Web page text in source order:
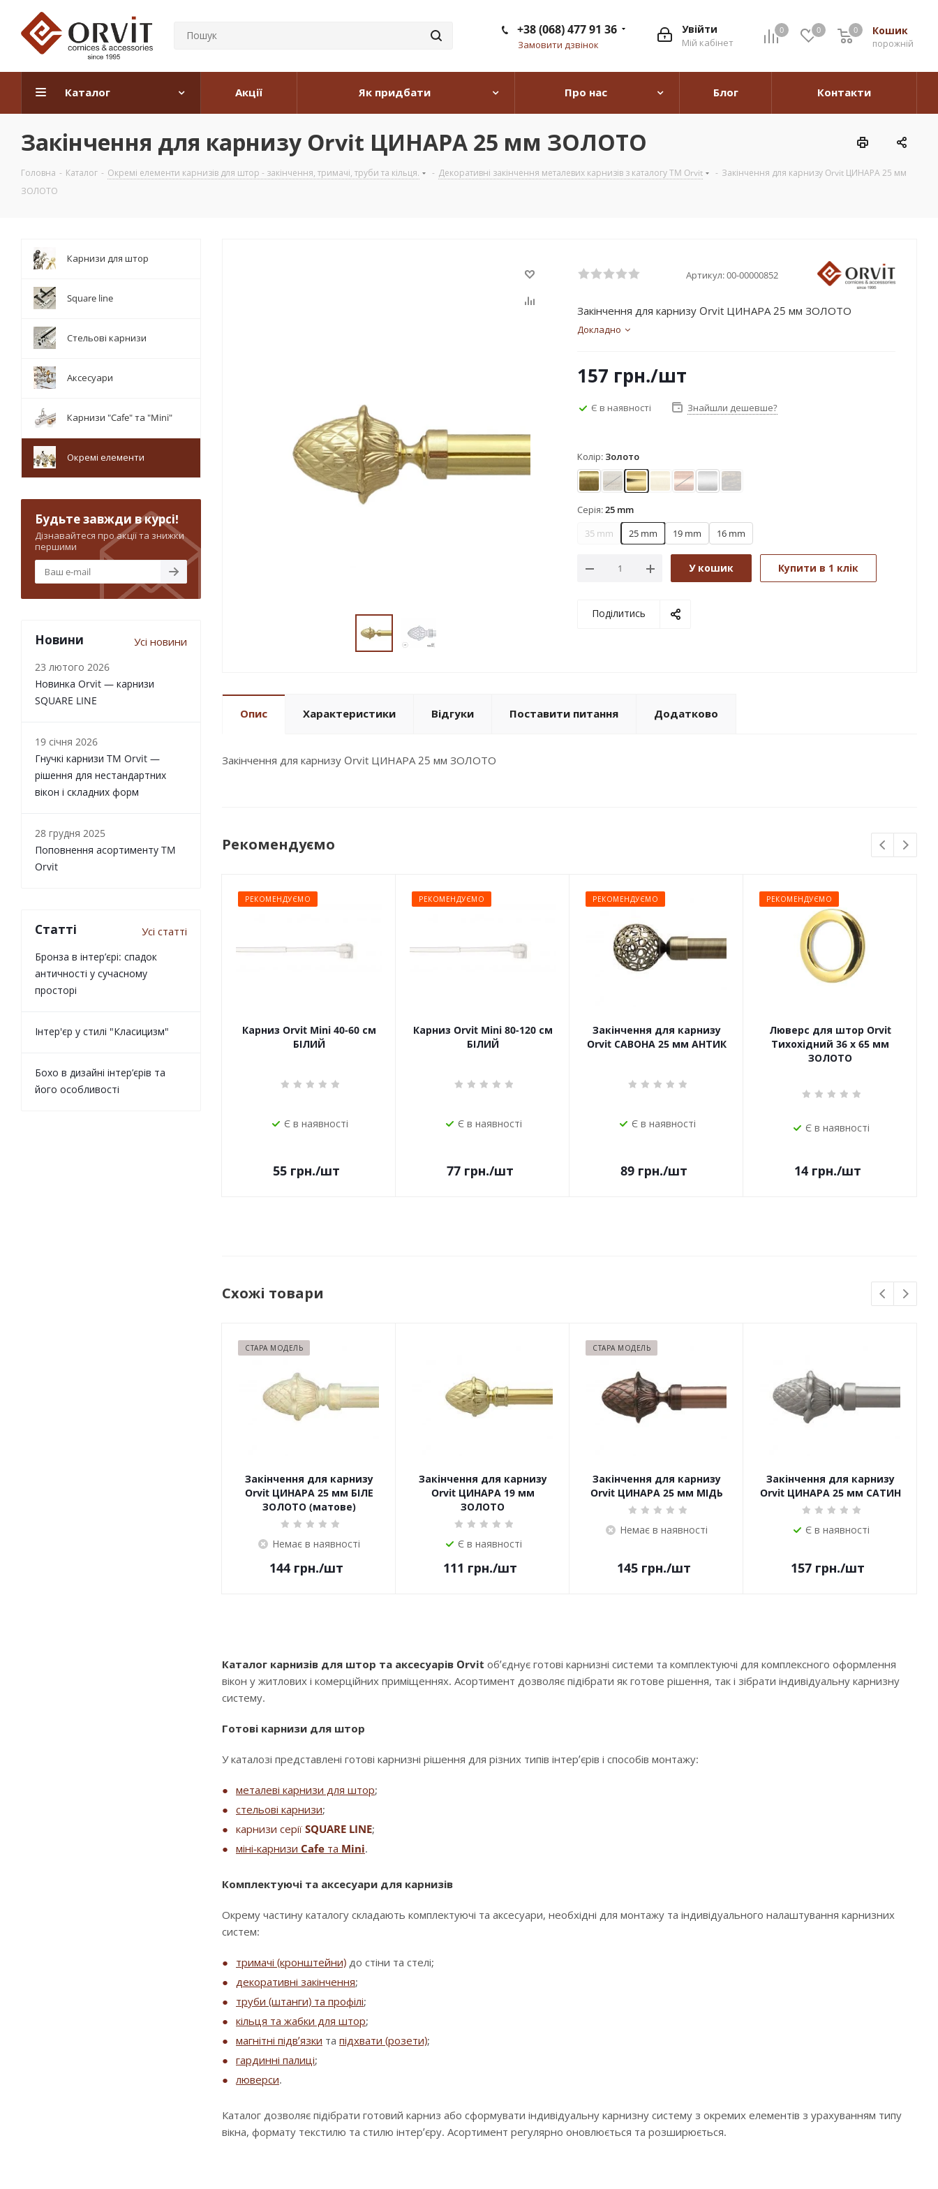
0 0 Кошик
0
порожній
0
Увійти
Мій кабінет
+38 (068) 477 91 36
Замовити дзвінок
Каталог Акції Як придбати Про нас Блог Контакти
Закінчення для карнизу Orvit ЦИНАРА 25 мм ЗОЛОТО
Головна - Каталог - Окремі елементи карнизів для штор - закінчення, тримачі, труби та кільця. - Декоративні закінчення металевих карнизів з каталогу TM Orvit - Закінчення для карнизу Orvit ЦИНАРА 25 мм
ЗОЛОТО
Артикул:00-00000852
Закінчення для карнизу Orvit ЦИНАРА 25 мм ЗОЛОТО
Докладно
157 грн./шт
Є в наявності Знайшли дешевше?
Колір: Золото
АнтикБіле золото (матове)
ЗолотоЗолото матове
МідьСатинЧорне золото
Серія:25 mm
35 mm
25 mm 19 mm 16 mm
У кошик Купити в 1 клік
Поділитись
Опис Характеристики Відгуки Поставити питання Додатково
Закінчення для карнизу Orvit ЦИНАРА 25 мм ЗОЛОТО
Рекомендуємо
РЕКОМЕНДУЄМО
Карниз Orvit Mini 40-60 см
БІЛИЙ
Є в наявності
55 грн./шт
РЕКОМЕНДУЄМО
Карниз Orvit Mini 80-120 см
БІЛИЙ
Є в наявності
77 грн./шт
РЕКОМЕНДУЄМО
Закінчення для карнизу
Orvit САВОНА 25 мм АНТИК
Є в наявності
89 грн./шт
РЕКОМЕНДУЄМО
Люверс для штор Orvit
Тихохідний 36 х 65 мм
ЗОЛОТО
Є в наявності
14 грн./шт
Схожі товари
СТАРА МОДЕЛЬ
Закінчення для карнизу
Orvit ЦИНАРА 25 мм БІЛЕ
ЗОЛОТО (матове)
Немає в наявності
144 грн./шт
Закінчення для карнизу
Orvit ЦИНАРА 19 мм
ЗОЛОТО
Є в наявності
111 грн./шт
СТАРА МОДЕЛЬ
Закінчення для карнизу
Orvit ЦИНАРА 25 мм МІДЬ
Немає в наявності
145 грн./шт
Закінчення для карнизу
Orvit ЦИНАРА 25 мм САТИН
Є в наявності
157 грн./шт
Каталог карнизів для штор та аксесуарів Orvit об’єднує готові карнизні системи та комплектуючі для комплексного оформлення
вікон у житлових і комерційних приміщеннях. Асортимент дозволяє підібрати як готове рішення, так і зібрати індивідуальну карнизну
систему.
Готові карнизи для штор
У каталозі представлені готові карнизні рішення для різних типів інтер’єрів і способів монтажу:
металеві карнизи для штор;
стельові карнизи;
карнизи серії SQUARE LINE;
міні-карнизи Cafe та Mini.
Комплектуючі та аксесуари для карнизів
Окрему частину каталогу складають комплектуючі та аксесуари, необхідні для монтажу та індивідуального налаштування карнизних
систем:
тримачі (кронштейни) до стіни та стелі;
декоративні закінчення;
труби (штанги) та профілі;
кільця та жабки для штор;
магнітні підв’язки та підхвати (розети);
гардинні палиці;
люверси.
Каталог дозволяє підібрати готовий карниз або сформувати індивідуальну карнизну систему з окремих елементів з урахуванням типу
вікна, формату текстилю та стилю інтер’єру. Асортимент регулярно оновлюється та розширюється.
Карнизи для штор
Square line
Стельові карнизи
Аксесуари
Карнизи "Cafe" та "Mini"
Окремі елементи
Будьте завжди в курсі!
Дізнавайтеся про акції та знижки
першими
Новини Усі новини
23 лютого 2026
Новинка Orvit — карнизи
SQUARE LINE
19 січня 2026
Гнучкі карнизи TM Orvit —
рішення для нестандартних
вікон і складних форм
28 грудня 2025
Поповнення асортименту TM
Orvit
Статті Усі статті
Бронза в інтер’єрі: спадок
античності у сучасному
просторі
Інтер'єр у стилі "Класицизм"
Бохо в дизайні інтер’єрів та
його особливості